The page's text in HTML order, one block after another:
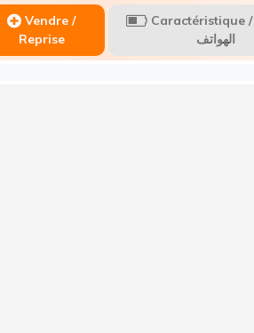
Vendre /
Reprise
Caractéristique / مواصفات
الهواتف